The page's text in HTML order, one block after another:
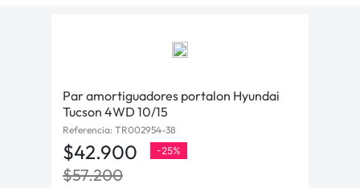
Par amortiguadores portalon Hyundai
Tucson 4WD 10/15
Referencia: TR002954-38
$42.900 -25%
$57.200